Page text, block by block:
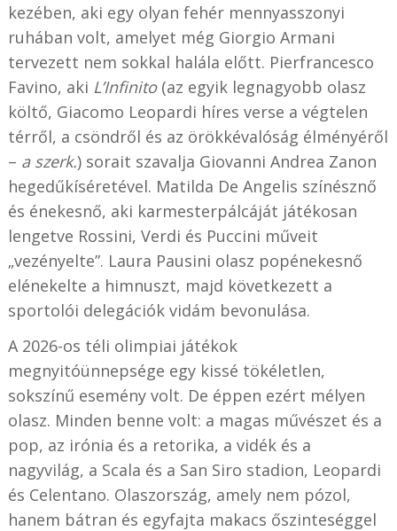
kezében, aki egy olyan fehér mennyasszonyi
ruhában volt, amelyet még Giorgio Armani
tervezett nem sokkal halála előtt. Pierfrancesco
Favino, aki L’Infinito(az egyik legnagyobb olasz
költő, Giacomo Leopardi híres verse a végtelen
térről, a csöndről és az örökkévalóság élményéről
– a szerk.) sorait szavalja Giovanni Andrea Zanon
hegedűkíséretével. Matilda De Angelis színésznő
és énekesnő, aki karmesterpálcáját játékosan
lengetve Rossini, Verdi és Puccini műveit
„vezényelte”. Laura Pausini olasz popénekesnő
elénekelte a himnuszt, majd következett a
sportolói delegációk vidám bevonulása.
A 2026-os téli olimpiai játékok
megnyitóünnepsége egy kissé tökéletlen,
sokszínű esemény volt. De éppen ezért mélyen
olasz. Minden benne volt: a magas művészet és a
pop, az irónia és a retorika, a vidék és a
nagyvilág, a Scala és a San Siro stadion, Leopardi
és Celentano. Olaszország, amely nem pózol,
hanem bátran és egyfajta makacs őszinteséggel